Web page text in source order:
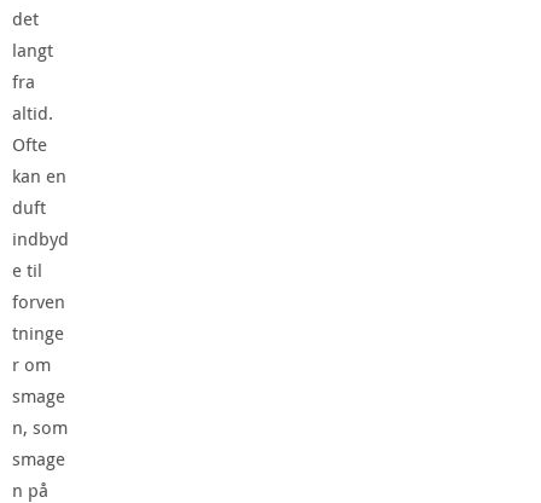
det
langt
fra
altid.
Ofte
kan en
duft
indbyd
e til
forven
tninge
r om
smage
n, som
smage
n på